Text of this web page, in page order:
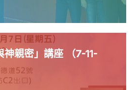
親密」講座 （7-11-